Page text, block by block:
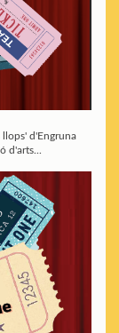
llops' d'Engruna
d'arts...